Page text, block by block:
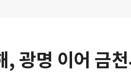
광명 이어 금